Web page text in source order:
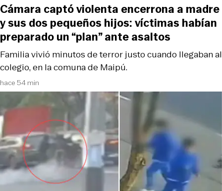
hace 54 min
Familia vivió minutos de terror justo cuando llegaban al
colegio, en la comuna de Maipú.
Cámara captó violenta encerrona a madre
y sus dos pequeños hijos: víctimas habían
preparado un “plan” ante asaltos